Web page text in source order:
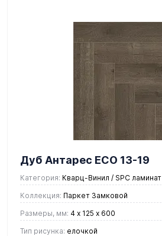
Дуб Антарес ЕСО 13-19
Категория: Кварц-Винил / SPC ламинат
Коллекция: Паркет Замковой
Размеры, мм: 4 х 125 х 600
Тип рисунка: елочкой